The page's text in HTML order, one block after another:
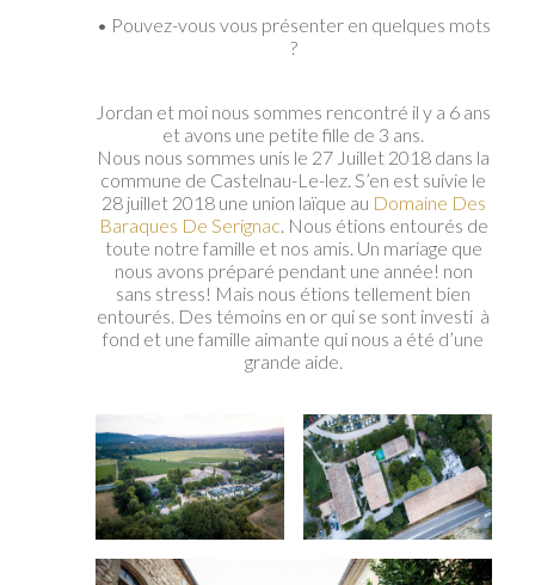
• Pouvez-vous vous présenter en quelques mots
?
Jordan et moi nous sommes rencontré il y a 6 ans
et avons une petite fille de 3 ans.
Nous nous sommes unis le 27 Juillet 2018 dans la
commune de Castelnau-Le-lez. S’en est suivie le
28 juillet 2018 une union laïque au Domaine Des
Baraques De Serignac. Nous étions entourés de
toute notre famille et nos amis. Un mariage que
nous avons préparé pendant une année! non
sans stress! Mais nous étions tellement bien
entourés. Des témoins en or qui se sont investi à
fond et une famille aimante qui nous a été d’une
grande aide.